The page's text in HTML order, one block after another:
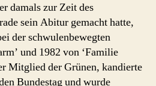
damals zur Zeit des
sein Abitur gemacht hatte,
der schwulenbewegten
und 1982 von ‘Familie
Mitglied der Grünen, kandierte
Bundestag und wurde